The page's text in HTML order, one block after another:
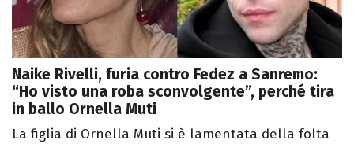
Naike Rivelli, furia contro Fedez a Sanremo:
“Ho visto una roba sconvolgente”, perché tira
in ballo Ornella Muti
La figlia di Ornella Muti si è lamentata della folta